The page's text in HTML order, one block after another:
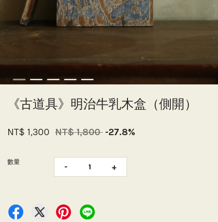
《古道具》明治牛乳木盒（側開）
NT$ 1,300 NT$ 1,800 -27.8%
數量 - +